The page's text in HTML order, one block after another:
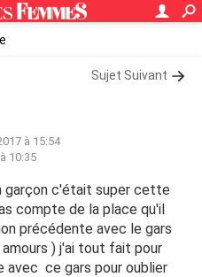
Sujet Suivant
à 15:54
10:35
garçon c'était super cette
compte de la place qu'il
précédente avec le gars
) j'ai tout fait pour
avec ce gars pour oublier